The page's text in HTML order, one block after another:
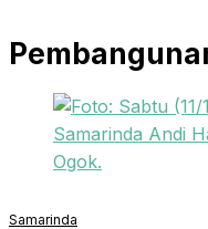
Samarinda